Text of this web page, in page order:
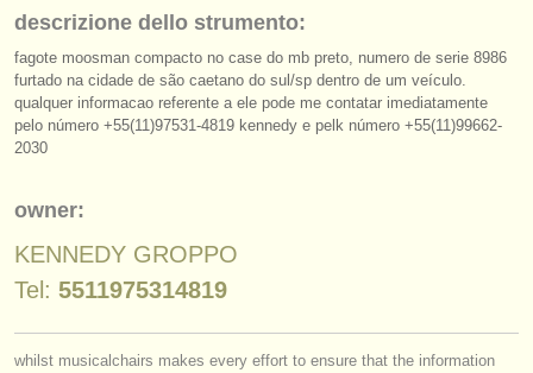
orchestre e teatri lirici
conservatori
orchestre giovanili
musicalchairs:
contattaci
rss feeds
notizie di musica classica
descrizione dello strumento:
fagote moosman compacto no case do mb preto, numero de serie 8986
furtado na cidade de são caetano do sul/sp dentro de um veículo.
qualquer informacao referente a ele pode me contatar imediatamente
pelo número +55(11)97531-4819 kennedy e pelk número +55(11)99662-
2030
owner:
KENNEDY GROPPO
Tel: 5511975314819
whilst musicalchairs makes every effort to ensure that the information